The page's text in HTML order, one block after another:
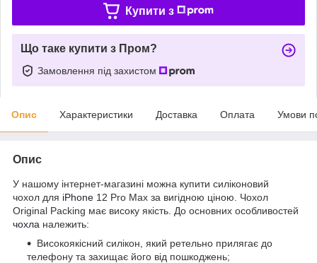
Купити з
Що таке купити з Пром?
Замовлення під захистом
Опис Характеристики Доставка Оплата Умови
Опис
У нашому інтернет-магазині можна купити силіконовий
чохол для iPhone 12 Pro Max за вигідною ціною. Чохол
Original Packing має високу якість. До основних особливостей
чохла належить:
Високоякісний силікон, який ретельно прилягає до
телефону та захищає його від пошкоджень;